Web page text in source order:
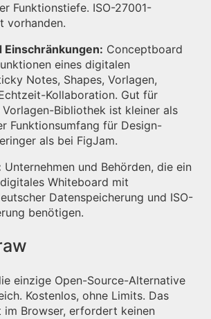
Funktionstiefe. ISO-27001-
vorhanden.
Einschränkungen: Conceptboard
eines digitalen
Notes, Shapes, Vorlagen,
Kollaboration. Gut für
Bibliothek ist kleiner als
Funktionsumfang für Design-
als bei FigJam.
Unternehmen und Behörden, die ein
Whiteboard mit
Datenspeicherung und ISO-
benötigen.
einzige Open-Source-Alternative
Kostenlos, ohne Limits. Das
Browser, erfordert keinen